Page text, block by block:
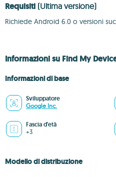
Requisiti (Ultima versione)
Richiede Android 6.0 o versioni
Informazioni su Find My
Informazioni di base
Sviluppatore
Google Inc.
Fascia d'età
+3
Modello di distribuzione